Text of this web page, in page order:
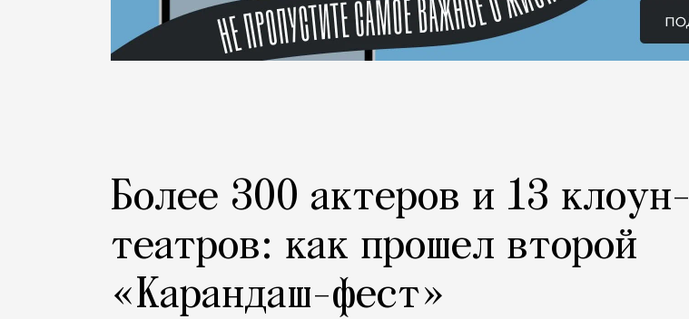
Более 300 актеров и 13 клоун-
театров: как прошел второй
«Карандаш-фест»